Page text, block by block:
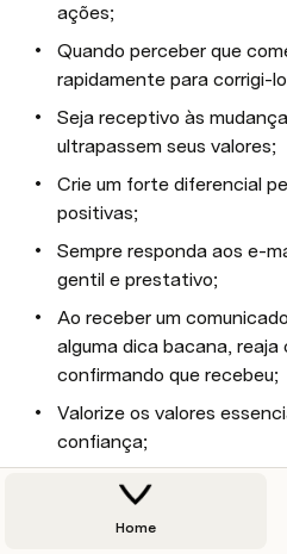
ações;
Quando perceber que
rapidamente para corrigi-
Seja receptivo às
ultrapassem seus valores;
Crie um forte diferencial
positivas;
Sempre responda aos e-
gentil e prestativo;
Ao receber um
alguma dica bacana, reaja
confirmando que recebeu;
Valorize os valores
confiança;
Faça o que ama e ame o
corpo e alma às suas
relação com o que se
Home